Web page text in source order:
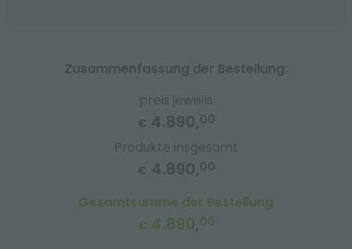
Zusammenfassung der Bestellung:
preis jeweils
€ 4.890,00
Produkte insgesamt
€ 4.890,00
Gesamtsumme der Bestellung
€ 4.890,00